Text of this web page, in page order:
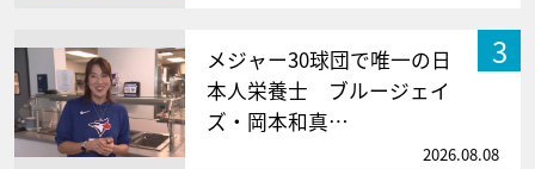
3
メジャー30球団で唯一の日
本人栄養士 ブルージェイ
ズ・岡本和真…
2026.08.08